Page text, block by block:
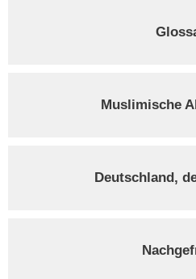
Muslimische
Deutschland,